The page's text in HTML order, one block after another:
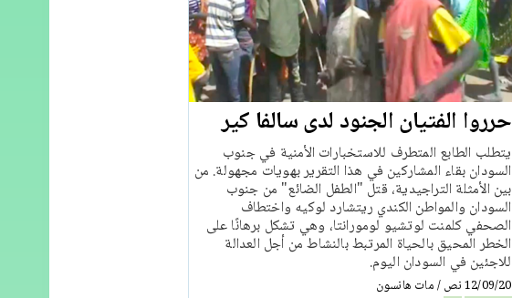
حرروا الفتيان الجنود لدى سالفا كير
يتطلب الطابع المتطرف للاستخبارات الأمنية في جنوب
السودان بقاء المشاركين في هذا التقرير بهويات مجهولة. من
بين الأمثلة التراجيدية، قتل "الطفل الضائع" من جنوب
السودان والمواطن الكندي ريتشارد لوكيه واختطاف
الصحفي كلمنت لوتشيو لومورانتا، وهي تشكل برهانًا على
الخطر المحيق بالحياة المرتبط بالنشاط من أجل العدالة
للاجئين في السودان اليوم.
12/09/20نص/مات هانسون